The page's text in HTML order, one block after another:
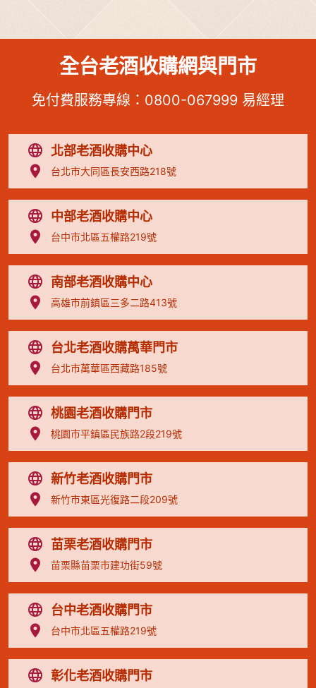
全台老酒收購網與門市
免付費服務專線： 0800-067999 易經理
北部老酒收購中心
台北市大同區長安西路218號
中部老酒收購中心
台中市北區五權路219號
南部老酒收購中心
高雄市前鎮區三多二路413號
台北老酒收購萬華門市
台北市萬華區西藏路185號
桃園老酒收購門市
桃園市平鎮區民族路2段219號
新竹老酒收購門市
新竹市東區光復路二段209號
苗栗老酒收購門市
苗栗縣苗栗市建功街59號
台中老酒收購門市
台中市北區五權路219號
彰化老酒收購門市